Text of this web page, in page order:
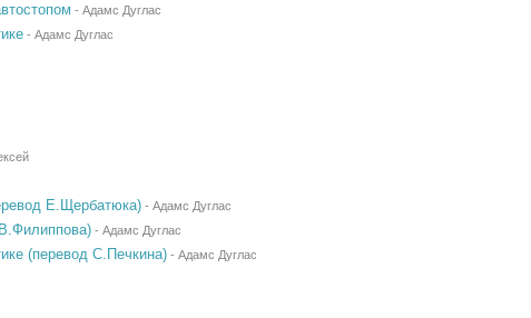
- Адамс Дуглас
- Адамс Дуглас
Е.Щербатюка)- Адамс Дуглас
- Адамс Дуглас
(перевод С.Печкина)- Адамс Дуглас